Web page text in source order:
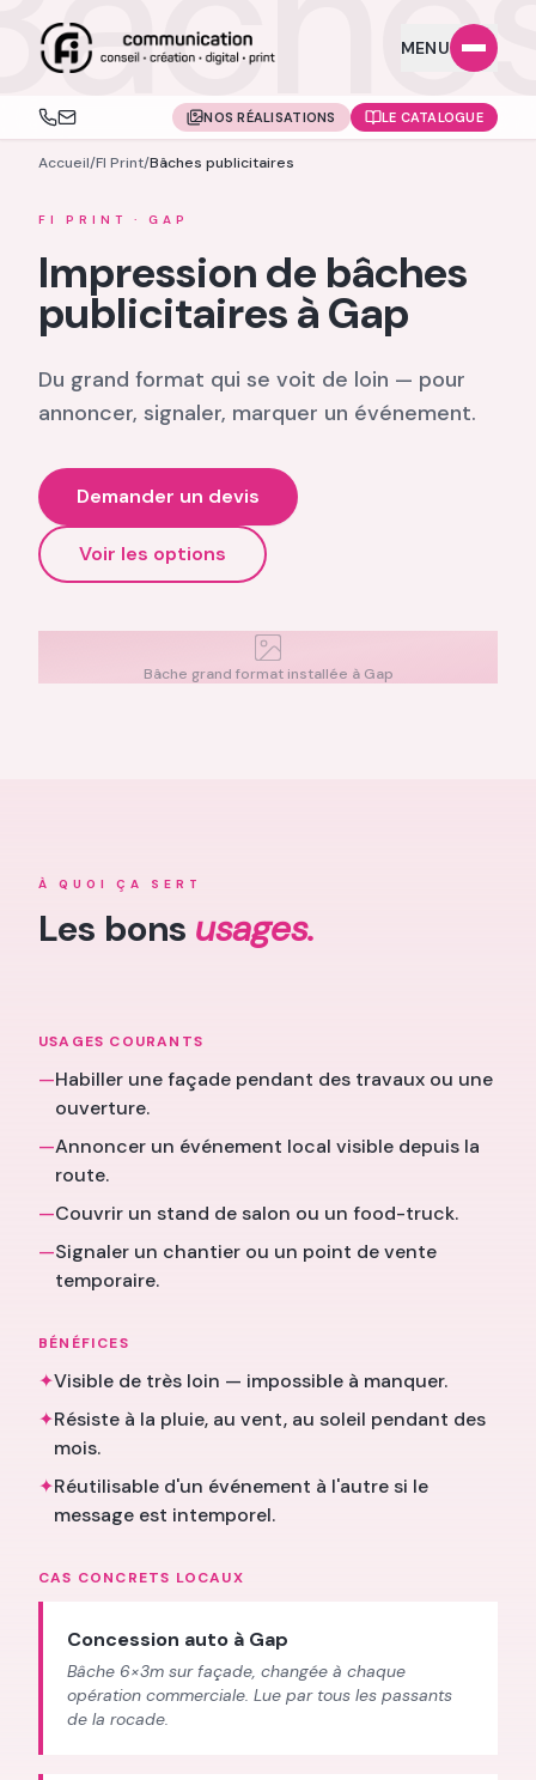
MENU
NOS RÉALISATIONS LE CATALOGUE
Accueil/FI Print/Bâches publicitaires
FI PRINT · GAP
Impression de bâches
publicitaires à Gap
Du grand format qui se voit de loin — pour
annoncer, signaler, marquer un événement.
Demander un devis
Voir les options
Bâche grand format installée à Gap
À QUOI ÇA SERT
Les bons usages.
USAGES COURANTS
—Habiller une façade pendant des travaux ou une
ouverture.
—Annoncer un événement local visible depuis la
route.
—Couvrir un stand de salon ou un food-truck.
—Signaler un chantier ou un point de vente
temporaire.
BÉNÉFICES
✦Visible de très loin — impossible à manquer.
✦Résiste à la pluie, au vent, au soleil pendant des
mois.
✦Réutilisable d'un événement à l'autre si le
message est intemporel.
CAS CONCRETS LOCAUX
Concession auto à Gap
Bâche 6×3m sur façade, changée à chaque
opération commerciale. Lue par tous les passants
de la rocade.